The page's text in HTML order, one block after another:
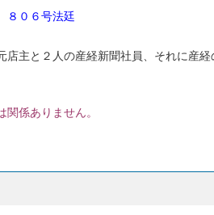
０６号法廷
店主と２人の産経新聞社員、それに産
係ありません。